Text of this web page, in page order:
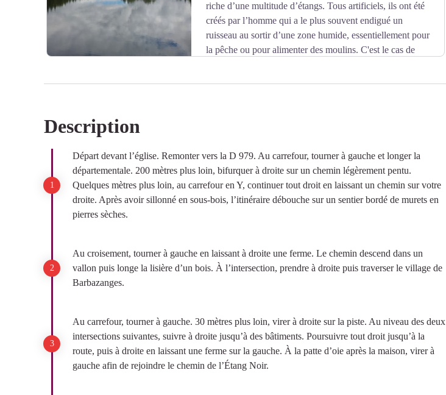
Voir l'image en plein écran
riche d’une multitude d’étangs. Tous artificiels, ils ont été
créés par l’homme qui a le plus souvent endigué un
ruisseau au sortir d’une zone humide, essentiellement pour
la pêche ou pour alimenter des moulins. C'est le cas de
Description
Départ devant l’église. Remonter vers la D 979. Au carrefour, tourner à gauche et longer la
départementale. 200 mètres plus loin, bifurquer à droite sur un chemin légèrement pentu.
Quelques mètres plus loin, au carrefour en Y, continuer tout droit en laissant un chemin sur votre
droite. Après avoir sillonné en sous-bois, l’itinéraire débouche sur un sentier bordé de murets en
pierres sèches.
Au croisement, tourner à gauche en laissant à droite une ferme. Le chemin descend dans un
vallon puis longe la lisière d’un bois. À l’intersection, prendre à droite puis traverser le village de
Barbazanges.
Au carrefour, tourner à gauche. 30 mètres plus loin, virer à droite sur la piste. Au niveau des deux
intersections suivantes, suivre à droite jusqu’à des bâtiments. Poursuivre tout droit jusqu’à la
route, puis à droite en laissant une ferme sur la gauche. À la patte d’oie après la maison, virer à
gauche afin de rejoindre le chemin de l’Étang Noir.